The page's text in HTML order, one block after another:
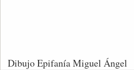
Dibujo Epifanía Miguel Ángel